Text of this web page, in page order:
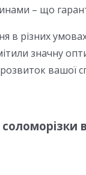
– що
різних
значну